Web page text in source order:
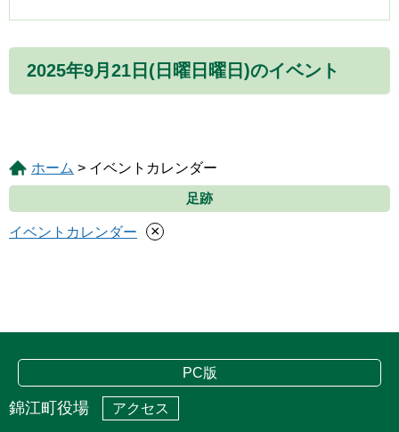
2025年9月21日(日曜日曜日)のイベント
ホーム > イベントカレンダー
足跡
イベントカレンダー ×
PC版
錦江町役場 アクセス